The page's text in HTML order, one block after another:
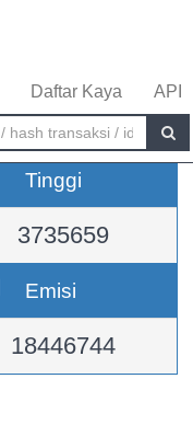
Daftar Kaya API
Tinggi
3735659
Emisi
18446744